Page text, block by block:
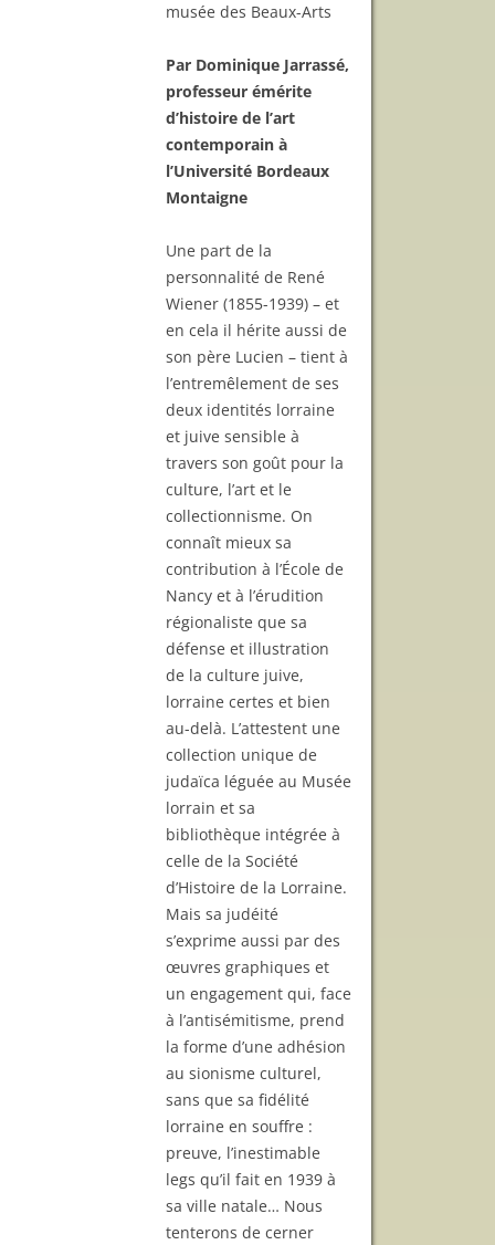
musée des Beaux-Arts
Par Dominique Jarrassé,
professeur émérite
d’histoire de l’art
contemporain à
l’Université Bordeaux
Montaigne
Une part de la
personnalité de René
Wiener (1855-1939) – et
en cela il hérite aussi de
son père Lucien – tient à
l’entremêlement de ses
deux identités lorraine
et juive sensible à
travers son goût pour la
culture, l’art et le
collectionnisme. On
connaît mieux sa
contribution à l’École de
Nancy et à l’érudition
régionaliste que sa
défense et illustration
de la culture juive,
lorraine certes et bien
au-delà. L’attestent une
collection unique de
judaïca léguée au Musée
lorrain et sa
bibliothèque intégrée à
celle de la Société
d’Histoire de la Lorraine.
Mais sa judéité
s’exprime aussi par des
œuvres graphiques et
un engagement qui, face
à l’antisémitisme, prend
la forme d’une adhésion
au sionisme culturel,
sans que sa fidélité
lorraine en souffre :
preuve, l’inestimable
legs qu’il fait en 1939 à
sa ville natale… Nous
tenterons de cerner